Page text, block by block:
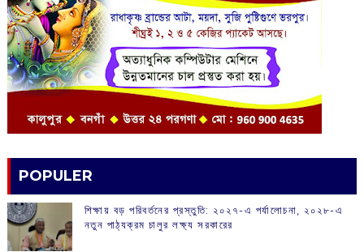
POPULER
শিক্ষায় বড় পরিবর্তনের প্রস্তুতি: ২০২৭-এ পর্যালোচনা, ২০২৮-এ
নতুন পাঠ্যক্রম চালুর লক্ষ্য সরকারের